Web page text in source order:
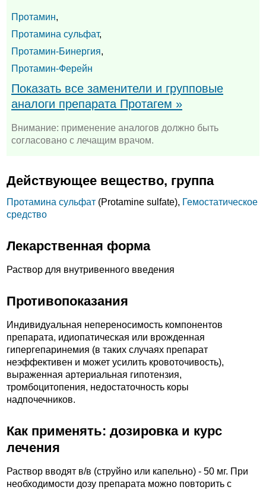
Протамин,
Протамина сульфат,
Протамин-Бинергия,
Протамин-Ферейн
Показать все заменители и групповые
аналоги препарата Протагем »
Внимание: применение аналогов должно быть
согласовано с лечащим врачом.
Действующее вещество, группа
Протамина сульфат (Protamine sulfate), Гемостатическое
средство
Лекарственная форма
Раствор для внутривенного введения
Противопоказания
Индивидуальная непереносимость компонентов
препарата, идиопатическая или врожденная
гипергепаринемия (в таких случаях препарат
неэффективен и может усилить кровоточивость),
выраженная артериальная гипотензия,
тромбоцитопения, недостаточность коры
надпочечников.
Как применять: дозировка и курс
лечения
Раствор вводят в/в (струйно или капельно) - 50 мг. При
необходимости дозу препарата можно повторить с